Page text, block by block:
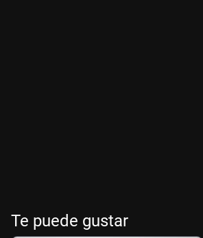
Te puede gustar